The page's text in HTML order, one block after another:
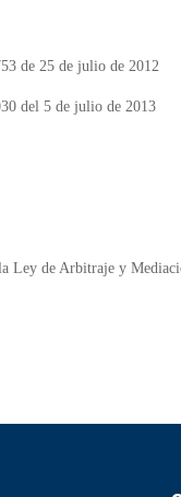
de 25 de julio de 2012
del 5 de julio de 2013
Ley de Arbitraje y